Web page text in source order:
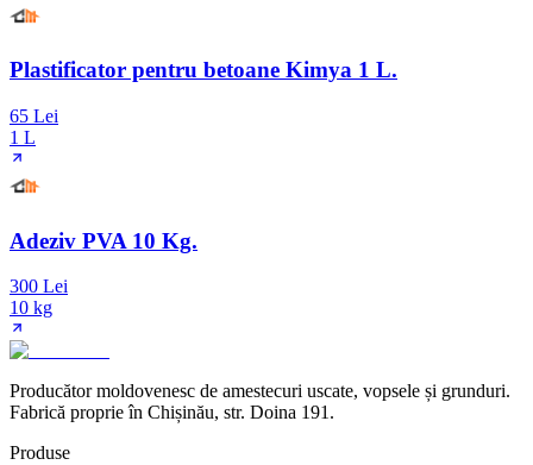
Plastificator pentru betoane Kimya 1 L.
65 Lei
1 L
Adeziv PVA 10 Kg.
300 Lei
10 kg
Producător moldovenesc de amestecuri uscate, vopsele și grunduri.
Fabrică proprie în Chișinău, str. Doina 191.
Produse